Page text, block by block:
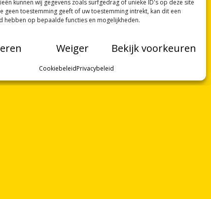
kunnen wij gegevens zoals surfgedrag of unieke ID's op deze site
geen toestemming geeft of uw toestemming intrekt, kan dit een
hebben op bepaalde functies en mogelijkheden.
Weiger Bekijk voorkeuren
CookiebeleidPrivacybeleid